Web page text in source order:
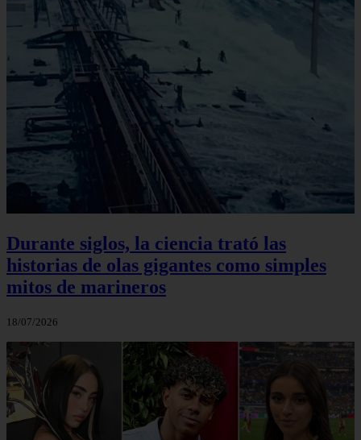
Durante siglos, la ciencia trató las
historias de olas gigantes como simples
mitos de marineros
18/07/2026